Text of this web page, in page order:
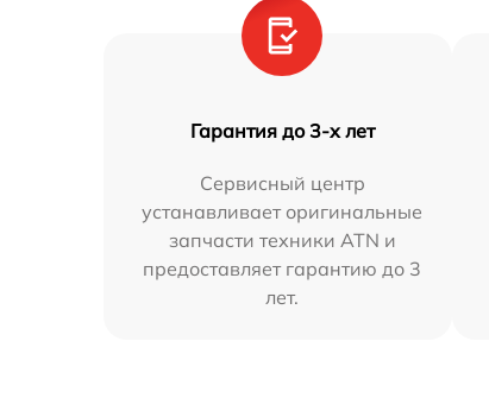
Гарантия до 3-х лет
Сервисный центр
устанавливает оригинальные
запчасти техники ATN и
предоставляет гарантию до 3
лет.